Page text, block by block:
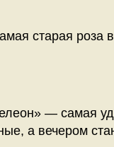
старая роза
— самая
а вечером